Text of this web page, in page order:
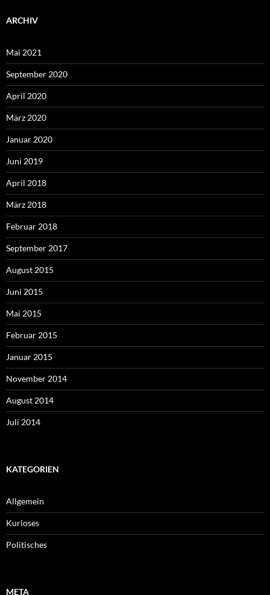
ARCHIV
Mai 2021
September 2020
April 2020
März 2020
Januar 2020
Juni 2019
April 2018
März 2018
Februar 2018
September 2017
August 2015
Juni 2015
Mai 2015
Februar 2015
Januar 2015
November 2014
August 2014
Juli 2014
KATEGORIEN
Allgemein
Kurioses
Politisches
META